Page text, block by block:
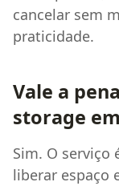
cancelar sem
praticidade.
Vale a
storage
Sim. O serviço
liberar espaço